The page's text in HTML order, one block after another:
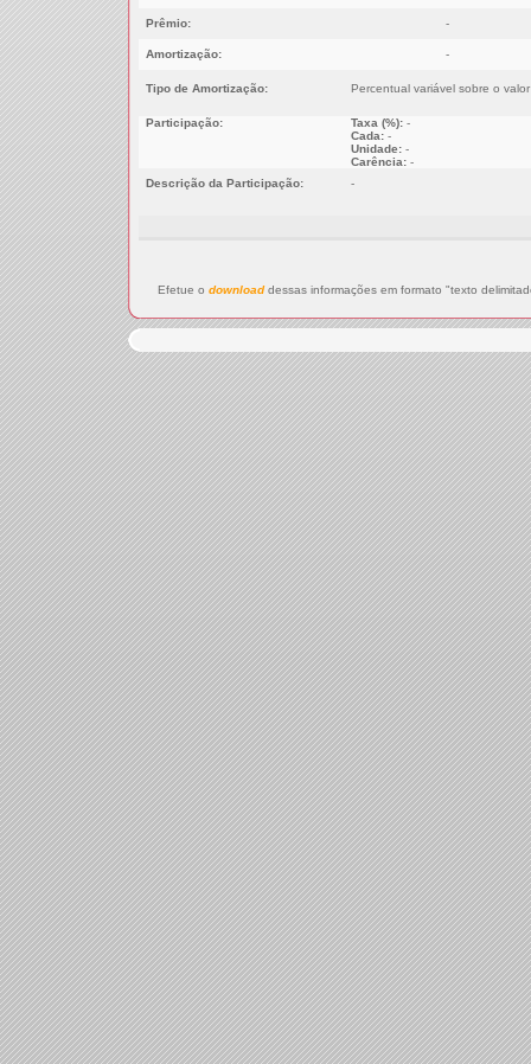
Prêmio: -
Amortização: -
Tipo de Amortização: Percentual variável sobre o
Participação: Taxa (%):-
Cada:-
Unidade:-
Carência:-
Descrição da Participação:
-
Efetue o downloaddessas informações em formato "texto